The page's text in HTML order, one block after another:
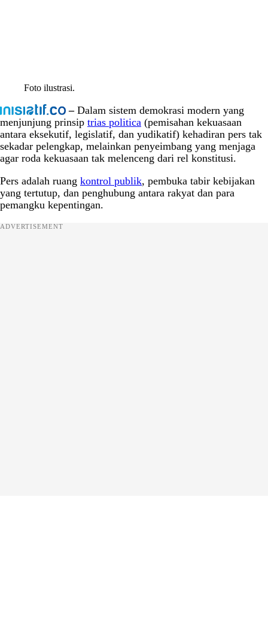
Foto ilustrasi.
–Dalam sistem demokrasi modern yang
menjunjung prinsip trias politica (pemisahan kekuasaan
antara eksekutif, legislatif, dan yudikatif) kehadiran pers tak
sekadar pelengkap, melainkan penyeimbang yang menjaga
agar roda kekuasaan tak melenceng dari rel konstitusi.
Pers adalah ruang kontrol publik, pembuka tabir kebijakan
yang tertutup, dan penghubung antara rakyat dan para
pemangku kepentingan.
ADVERTISEMENT